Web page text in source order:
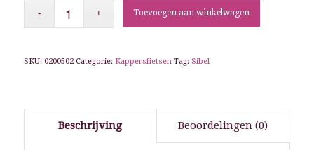
Toevoegen aan winkelwagen
SKU: 0200502 Categorie: Kappersfietsen Tag: Sibel
Beschrijving Beoordelingen (0)